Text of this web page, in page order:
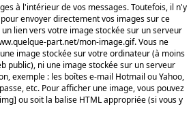
à l'intérieur de vos messages. Toutefois, il n'y
envoyer directement vos images sur ce
lien vers votre image stockée sur un serveur
part.net/mon-image.gif. Vous ne
image stockée sur votre ordinateur (à moins
public), ni une image stockée sur un serveur
exemple : les boîtes e-mail Hotmail ou Yahoo,
etc. Pour afficher une image, vous pouvez
ou soit la balise HTML appropriée (si vous y